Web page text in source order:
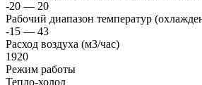
-20 — 20
Рабочий диапазон температур
-15 — 43
Расход воздуха (м3/час)
1920
Режим работы
Тепло-холод